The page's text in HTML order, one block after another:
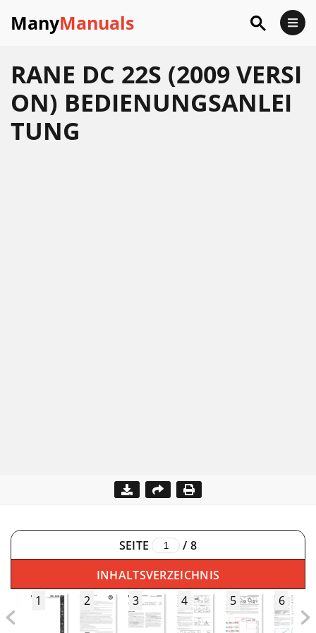
ManyManuals
RANE DC 22S (2009 VERSI
ON) BEDIENUNGSANLEI
TUNG
SEITE / 8
INHALTSVERZEICHNIS
1
2 3 4 5 6